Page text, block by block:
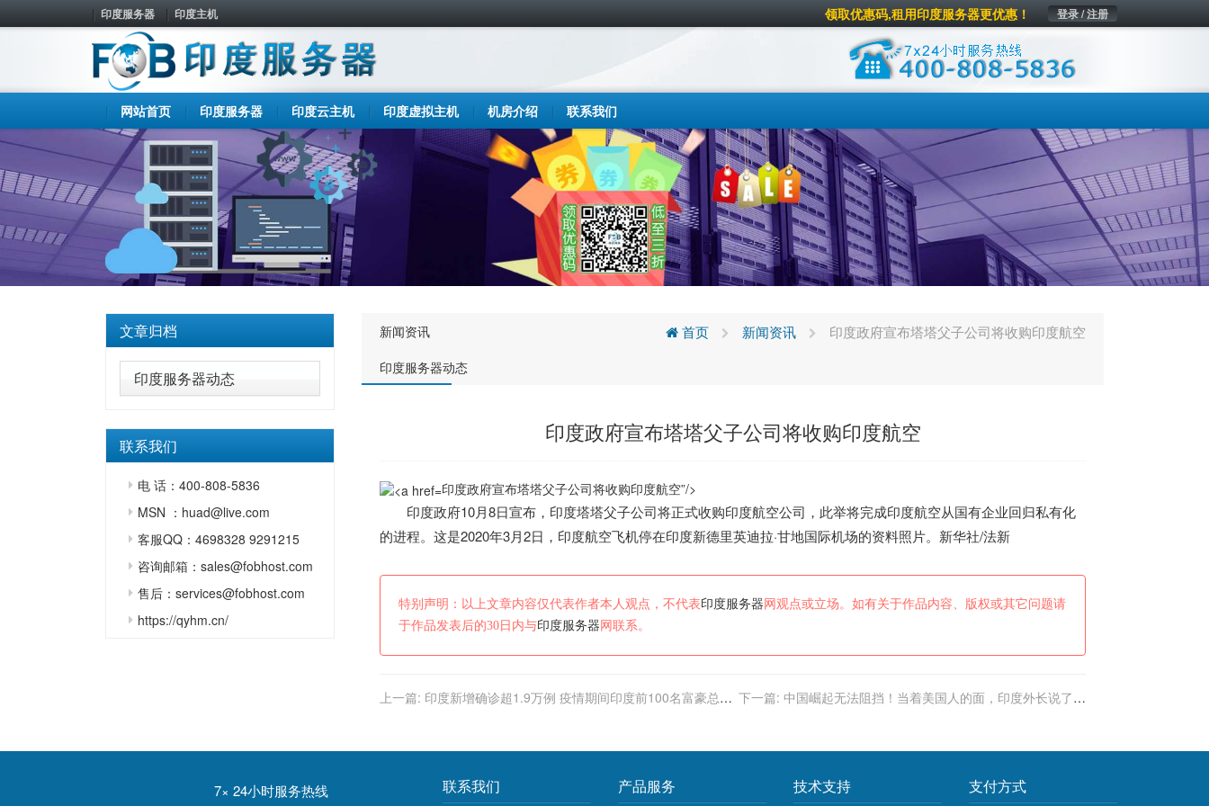
印度服务器 印度主机 登录 / 注册
领取优惠码,租用印度服务器更优惠！
网站首页 印度服务器 印度云主机 印度虚拟主机 机房介绍 联系我们
文章归档
印度服务器动态
联系我们
电 话：400-808-5836
MSN ：huad@live.com
客服QQ：4698328 9291215
咨询邮箱：sales@fobhost.com
售后：services@fobhost.com
https://qyhm.cn/
新闻资讯
印度服务器动态
首页 新闻资讯 印度政府宣布塔塔父子公司将收购印度航空
印度政府宣布塔塔父子公司将收购印度航空
印度政府宣布塔塔父子公司将收购印度航空”/>
印度政府10月8日宣布， 印度塔塔父子公司将正式收购印度航空公司，此举将完成印度航空从国有企业回归私有化
的进程。这是2020年3月2日， 印度航空飞机停在印度新德里英迪拉·甘地国际机场的资料照片。新华社/法新
特别声明：以上文章内容仅代表作者本人观点，不代表印度服务器 网观点或立场。如有关于作品内容、版权或其它问题请
于作品发表后的30日内与印度服务器 网联系。
上一篇: 印度新增确诊超1.9万例 疫情期间印度前100名富豪总资 下一篇: 中国崛起无法阻挡！当着美国人的面，印度外长说了句
7× 24小时服务热线 联系我们 产品服务 技术支持 支付方式